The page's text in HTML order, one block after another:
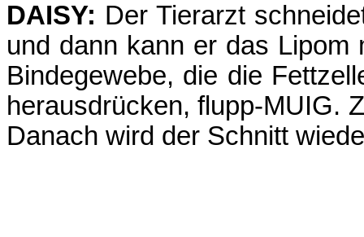
DAISY: Der Tierarzt
und dann kann er das Lipom
Bindegewebe, die die
herausdrücken, flupp-MUIG.
Danach wird der Schnitt